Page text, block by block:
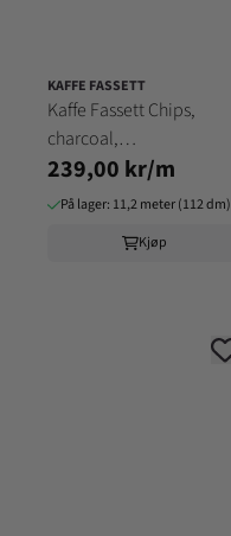
KAFFE FASSETT
Kaffe Fassett Chips,
charcoal,
PWBM073.CHAR
239,00 kr/m
På lager: 11,2 meter (112 dm)
Kjøp